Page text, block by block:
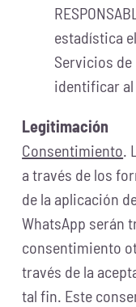
estadística
Servicios
identificar
Legitimación
Consentimiento.
a través de los
de la aplicación
WhatsApp serán
consentimiento
través de la
tal fin. Este